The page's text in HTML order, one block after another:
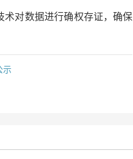
术对数据进行确权存证，确保
示